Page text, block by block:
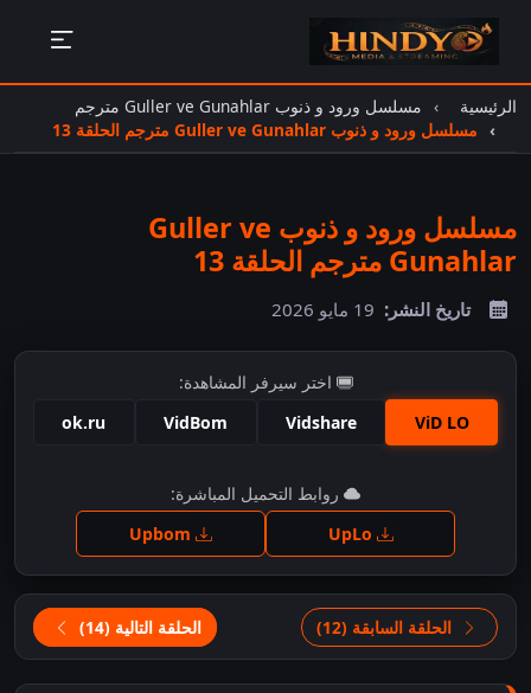
الرئيسية
مسلسل ورود و ذنوب Guller ve Gunahlar مترجم
مسلسل ورود و ذنوب Guller ve Gunahlar مترجم الحلقة 13
مسلسل ورود و ذنوب Guller ve
Gunahlar مترجم الحلقة 13
تاريخ النشر: 19 مايو 2026
اختر سيرفر المشاهدة:
ViD LO
Vidshare
VidBom
ok.ru
اضغط للمشاهدة
روابط التحميل المباشرة:
الحلقة السابقة (12) الحلقة التالية (14)